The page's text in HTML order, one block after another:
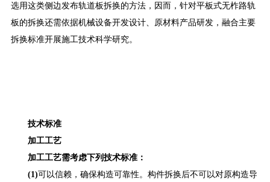
选用这类侧边发布轨道板拆换的方法，因而，针对平板式无柞路轨
板的拆换还需依据机械设备开发设计、原材料产品研发，融合主要
拆换标准开展施工技术科学研究。
技术标准
加工工艺
加工工艺需考虑下列技术标准：
(1)可以信赖，确保构造可靠性。构件拆换后不可以对原构造导